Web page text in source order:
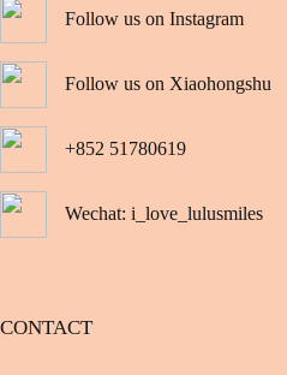
Follow us on Instagram
Follow us on Xiaohongshu
+852 51780619
Wechat: i_love_lulusmiles
CONTACT